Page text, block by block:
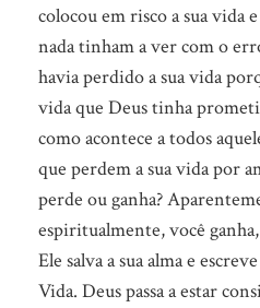
colocou em risco a sua vida
nada tinham a ver com o
havia perdido a sua vida
vida que Deus tinha
como acontece a todos
que perdem a sua vida por
perde ou ganha?
espiritualmente, você
Ele salva a sua alma e
Vida. Deus passa a estar